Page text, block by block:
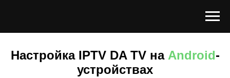
Настройка IPTV DA TV на Android-
устройствах